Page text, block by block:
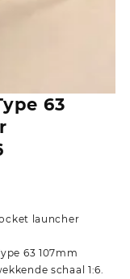
63
launcher
63 107mm
schaal 1:6.